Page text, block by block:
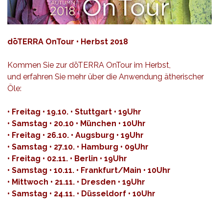
dōTERRA OnTour • Herbst 2018
Kommen Sie zur dōTERRA OnTour im Herbst,
und erfahren Sie mehr über die Anwendung ätherischer
Öle:
• Freitag • 19.10. • Stuttgart • 19Uhr
• Samstag • 20.10 • München • 10Uhr
• Freitag • 26.10. • Augsburg • 19Uhr
• Samstag • 27.10. • Hamburg • 09Uhr
• Freitag • 02.11. • Berlin • 19Uhr
• Samstag • 10.11. • Frankfurt/Main • 10Uhr
• Mittwoch • 21.11. • Dresden • 19Uhr
• Samstag • 24.11. • Düsseldorf • 10Uhr